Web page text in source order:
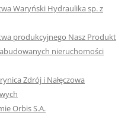
Waryński Hydraulika sp. z
produkcyjnego Nasz Produkt
nieruchomości
Zdrój i Nałęczowa
Orbis S.A.